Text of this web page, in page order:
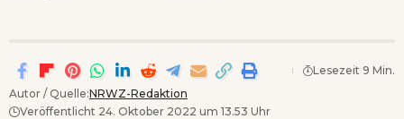
Autor / Quelle:NRWZ-Redaktion
Veröffentlicht 24. Oktober 2022 um 13.53 Uhr
Lesezeit 9 Min.